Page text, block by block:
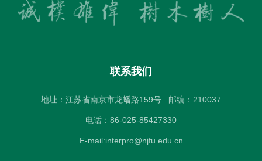
联系我们
地址：江苏省南京市龙蟠路159号 邮编：210037
电话：86-025-85427330
E-mail:interpro@njfu.edu.cn